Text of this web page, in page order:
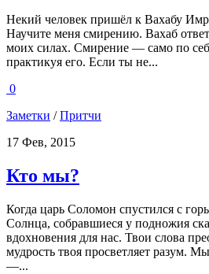
Некий человек пришёл к Вахабу
Научите меня смирению. Вахаб
моих силах. Смирение — само по
практикуя его. Если ты не...
0
Заметки /Притчи
17 Фев, 2015
Кто мы?
Когда царь Соломон спустился с
Солнца, собравшиеся у подножия
вдохновения для нас. Твои слова
мудрость твоя просветляет разум.
—...